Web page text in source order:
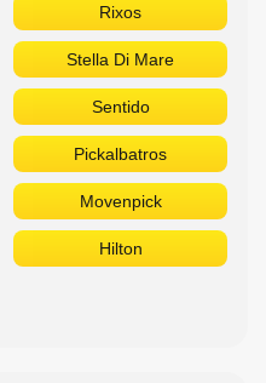
Rixos
Stella Di Mare
Sentido
Pickalbatros
Movenpick
Hilton